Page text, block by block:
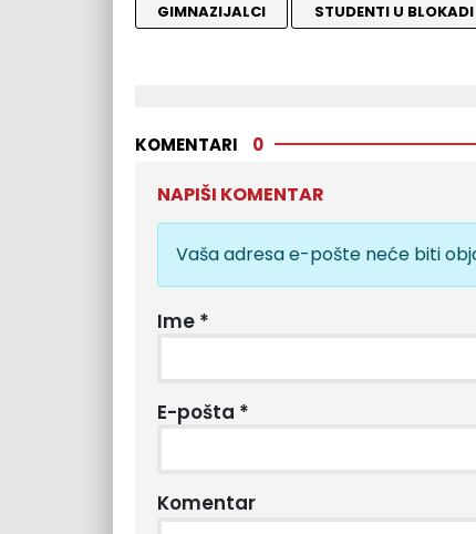
GIMNAZIJALCI
STUDENTI U
KOMENTARI 0
NAPIŠI KOMENTAR
Vaša adresa e-pošte neće biti
Ime *
E-pošta *
Komentar